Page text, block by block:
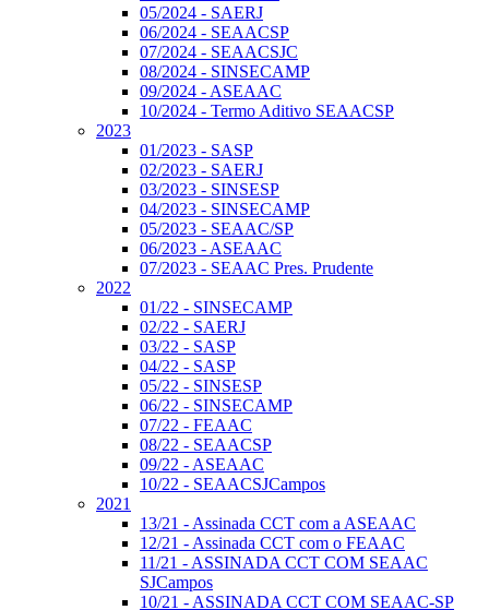
05/2024 - SAERJ
06/2024 - SEAACSP
07/2024 - SEAACSJC
08/2024 - SINSECAMP
09/2024 - ASEAAC
10/2024 - Termo Aditivo SEAACSP
2023
01/2023 - SASP
02/2023 - SAERJ
03/2023 - SINSESP
04/2023 - SINSECAMP
05/2023 - SEAAC/SP
06/2023 - ASEAAC
07/2023 - SEAAC Pres. Prudente
2022
01/22 - SINSECAMP
02/22 - SAERJ
03/22 - SASP
04/22 - SASP
05/22 - SINSESP
06/22 - SINSECAMP
07/22 - FEAAC
08/22 - SEAACSP
09/22 - ASEAAC
10/22 - SEAACSJCampos
2021
13/21 - Assinada CCT com a ASEAAC
12/21 - Assinada CCT com o FEAAC
11/21 - ASSINADA CCT COM SEAAC
SJCampos
10/21 - ASSINADA CCT COM SEAAC-SP